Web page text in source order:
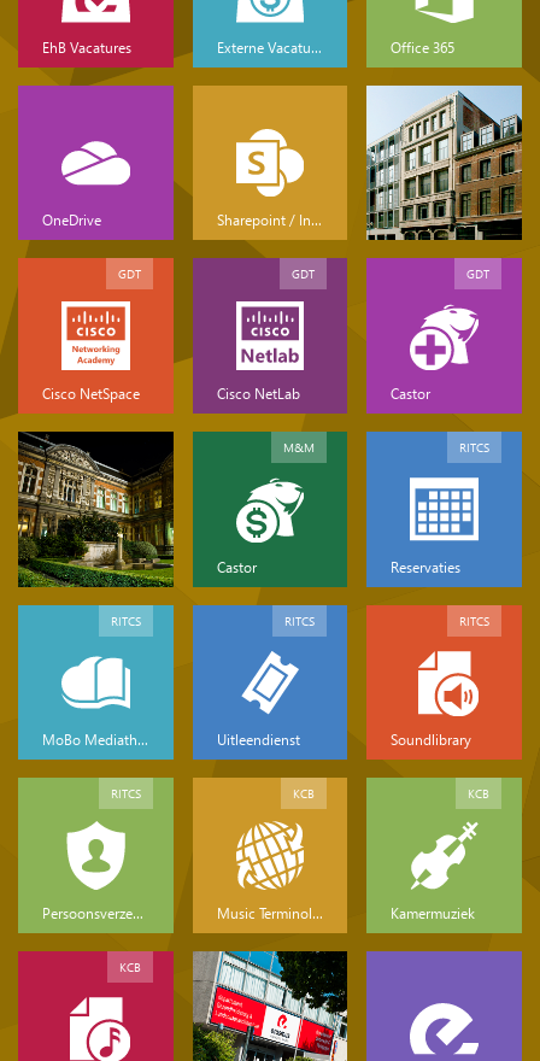
EhB Vacatures Externe Vacatures Office 365
OneDrive Sharepoint / Intranet
Cisco NetSpace
GDT
Cisco NetLab
GDT
Castor
GDT
Castor
M&M
Reservaties
RITCS
MoBo Mediatheek
RITCS
Uitleendienst
RITCS
Soundlibrary
RITCS
Persoonsverzekeringen
RITCS
Music Terminology
KCB
Kamermuziek
KCB
KCB